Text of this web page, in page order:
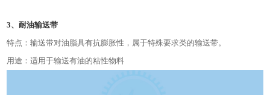
3、耐油输送带
特点：输送带对油脂具有抗膨胀性，属于特殊要求类的输送带。
用途：适用于输送有油的粘性物料